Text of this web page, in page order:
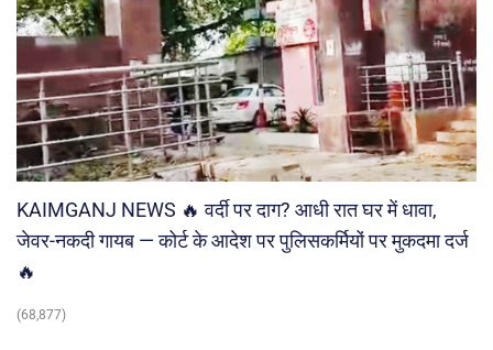
KAIMGANJ NEWS 🔥 वर्दी पर दाग? आधी रात घर में धावा,
जेवर-नकदी गायब — कोर्ट के आदेश पर पुलिसकर्मियों पर मुकदमा दर्ज
🔥
(68,877)